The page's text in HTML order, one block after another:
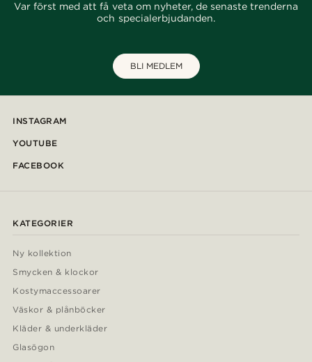
Var först med att få veta om nyheter, de senaste trenderna
och specialerbjudanden.
BLI MEDLEM
INSTAGRAM
YOUTUBE
FACEBOOK
KATEGORIER
Ny kollektion
Smycken & klockor
Kostymaccessoarer
Väskor & plånböcker
Kläder & underkläder
Glasögon